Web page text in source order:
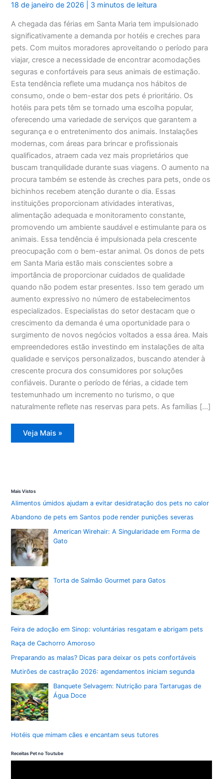
18 de janeiro de 2026
3 minutos de leitura
A chegada das férias em Santa Maria tem impulsionado
significativamente a demanda por hotéis e creches para
pets. Com muitos moradores aproveitando o período para
viajar, cresce a necessidade de encontrar acomodações
seguras e confortáveis para seus animais de estimação.
Esta tendência reflete uma mudança nos hábitos de
consumo, onde o bem-estar dos pets é prioritário. Os
hotéis para pets têm se tornado uma escolha popular,
oferecendo uma variedade de serviços que garantem a
segurança e o entretenimento dos animais. Instalações
modernas, com áreas para brincar e profissionais
qualificados, atraem cada vez mais proprietários que
buscam tranquilidade durante suas viagens. O aumento na
procura também se estende às creches para pets, onde os
bichinhos recebem atenção durante o dia. Essas
instituições proporcionam atividades interativas,
alimentação adequada e monitoramento constante,
promovendo um ambiente saudável e estimulante para os
animais. Essa tendência é impulsionada pela crescente
preocupação com o bem-estar animal. Os donos de pets
em Santa Maria estão mais conscientes sobre a
importância de proporcionar cuidados de qualidade
quando não podem estar presentes. Isso tem gerado um
aumento expressivo no número de estabelecimentos
especializados. Especialistas do setor destacam que o
crescimento da demanda é uma oportunidade para o
surgimento de novos negócios voltados a essa área. Mais
empreendedores estão investindo em instalações de alta
qualidade e serviços personalizados, buscando atender à
crescente procura dos consumidores por soluções
confiáveis. Durante o período de férias, a cidade tem
testemunhado um incremento no turismo, o que
naturalmente reflete nas reservas para pets. As famílias […]
Férias
elevam
pets
em
Santa
Veja Mais »
Mais Vistos
Alimentos úmidos ajudam a evitar desidratação dos pets no calor
Abandono de pets em Santos pode render punições severas
American Wirehair: A Singularidade em Forma de
Gato
Torta de Salmão Gourmet para Gatos
Feira de adoção em Sinop: voluntárias resgatam e abrigam pets
Raça de Cachorro Amoroso
Preparando as malas? Dicas para deixar os pets confortáveis
Mutirões de castração 2026: agendamentos iniciam segunda
Banquete Selvagem: Nutrição para Tartarugas de
Água Doce
Hotéis que mimam cães e encantam seus tutores
Receitas Pet no Toutube